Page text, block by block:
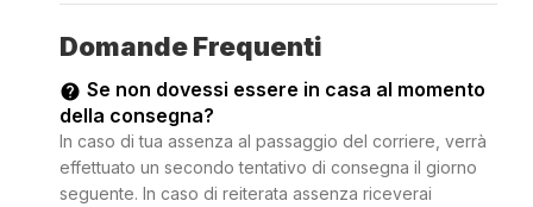
Domande Frequenti
Se non dovessi essere in casa al momento
della consegna?
In caso di tua assenza al passaggio del corriere, verrà
effettuato un secondo tentativo di consegna il giorno
seguente. In caso di reiterata assenza riceverai